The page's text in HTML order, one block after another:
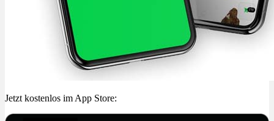
Jetzt kostenlos im App Store: